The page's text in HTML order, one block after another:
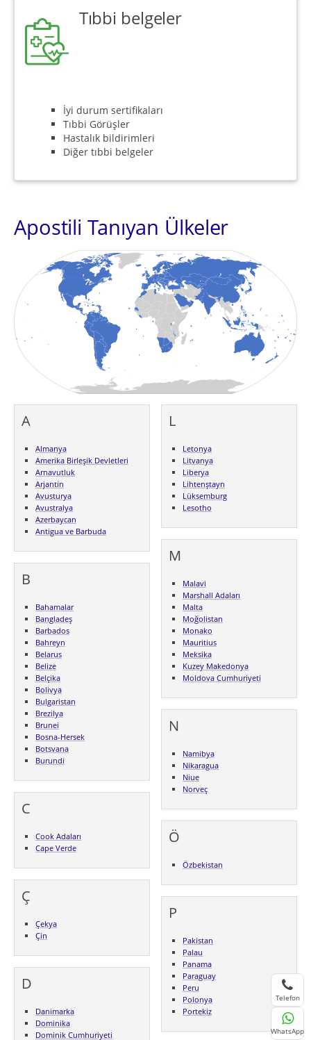
Tıbbi belgeler
İyi durum sertifikaları
Tıbbi Görüşler
Hastalık bildirimleri
Diğer tıbbi belgeler
Apostili Tanıyan Ülkeler
A
Almanya
Amerika Birleşik Devletleri
Arnavutluk
Arjantin
Avusturya
Avustralya
Azerbaycan
Antigua ve Barbuda
B
Bahamalar
Bangladeş
Barbados
Bahreyn
Belarus
Belize
Belçika
Bolivya
Bulgaristan
Brezilya
Brunei
Bosna-Hersek
Botsvana
Burundi
C
Cook Adaları
Cape Verde
Ç
Çekya
Çin
D
Danimarka
Dominika
Dominik Cumhuriyeti
L
Letonya
Litvanya
Liberya
Lihtenştayn
Lüksemburg
Lesotho
M
Malavi
Marshall Adaları
Malta
Moğolistan
Monako
Mauritius
Meksika
Kuzey Makedonya
Moldova Cumhuriyeti
N
Namibya
Nikaragua
Niue
Norveç
Ö
Özbekistan
P
Pakistan
Palau
Panama
Paraguay
Peru
Polonya
Portekiz
Telefon
WhatsApp